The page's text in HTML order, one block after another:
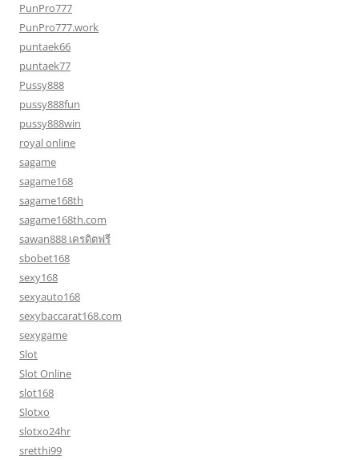
PunPro777
PunPro777.work
puntaek66
puntaek77
Pussy888
pussy888fun
pussy888win
royal online
sagame
sagame168
sagame168th
sagame168th.com
sawan888 เครดิตฟรี
sbobet168
sexy168
sexyauto168
sexybaccarat168.com
sexygame
Slot
Slot Online
slot168
Slotxo
slotxo24hr
sretthi99